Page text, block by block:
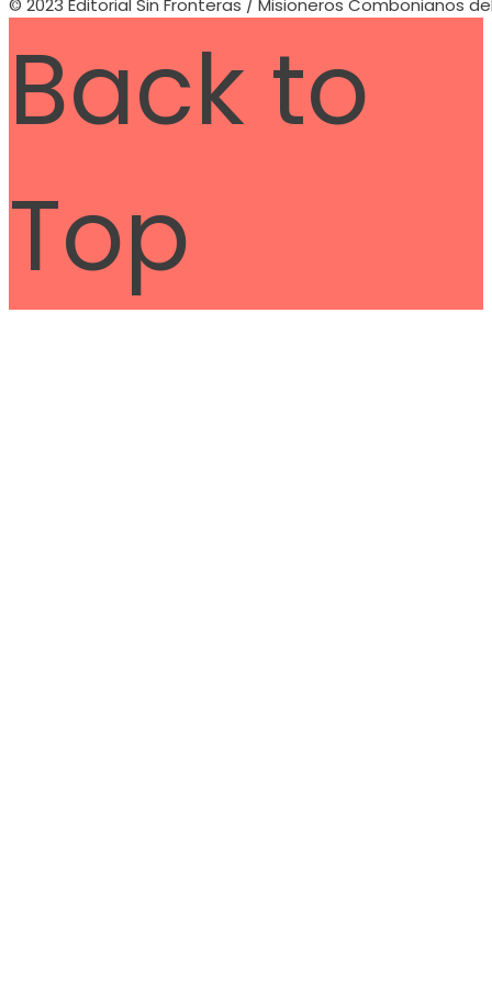
© 2023 Editorial Sin Fronteras / Misioneros Combonianos
Back to
Top